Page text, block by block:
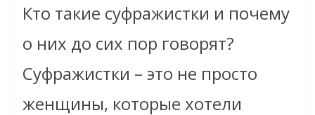
Кто такие суфражистки и почему
о них до сих пор говорят?
Суфражистки – это не просто
женщины, которые хотели